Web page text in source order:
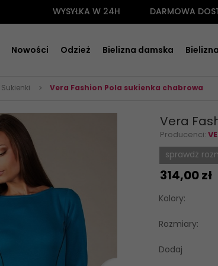
WYSYŁKA W 24H DARMOWA
Nowości Odzież Bielizna damska
Sukienki Vera Fashion Pola sukienka chabrowa
Vera
Producenci:
sprawdż
314,00zł
Kolory:
Rozmiary:
Dodaj